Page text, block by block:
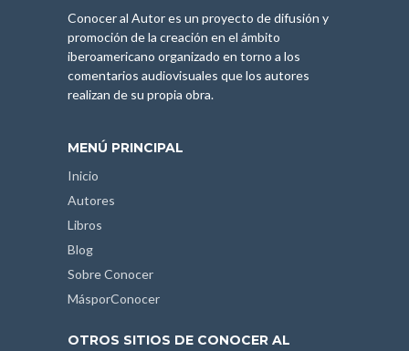
Conocer al Autor es un proyecto de difusión y
promoción de la creación en el ámbito
iberoamericano organizado en torno a los
comentarios audiovisuales que los autores
realizan de su propia obra.
MENÚ PRINCIPAL
Inicio
Autores
Libros
Blog
Sobre Conocer
MásporConocer
OTROS SITIOS DE CONOCER AL